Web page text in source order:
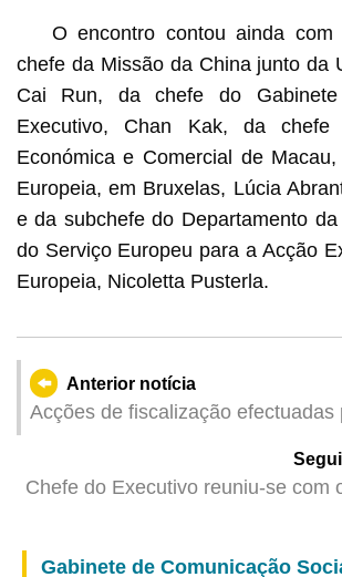
O encontro contou ainda
chefe da Missão da China junto da
Cai Run, da chefe do
Executivo, Chan Kak, da chefe
Económica e Comercial de
Europeia, em Bruxelas, Lúcia
e da subchefe do Departamento
do Serviço Europeu para a Acção
Europeia, Nicoletta Pusterla.
Anterior notícia
Acções de fiscalização efectuadas
DST nas paragens dos
“Lazer” Assegurar um
dos visitantes aos bairros
Chefe do Executivo reuniu-se com
Gabinete de Comunicação